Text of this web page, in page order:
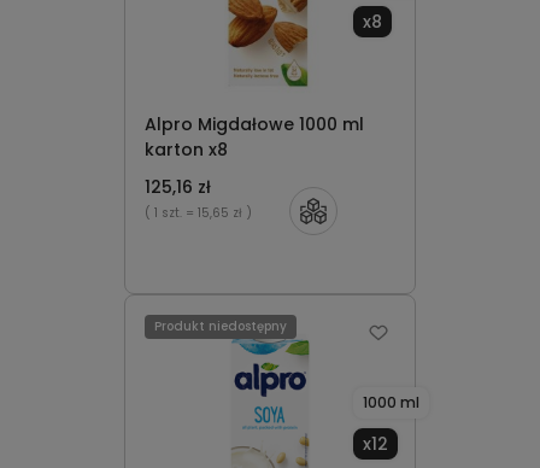
Alpro Migdałowe 1000 ml
karton x8
x8
125,16 zł
( 1 szt. = 15,65 zł )
1000 ml
x12
Produkt niedostępny